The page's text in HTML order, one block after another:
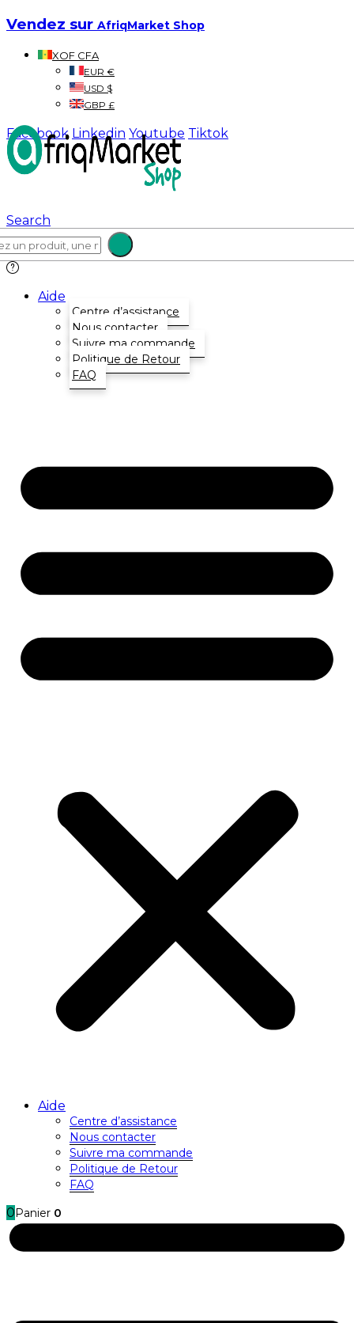
Vendez sur AfriqMarket Shop
XOF CFA
EUR €
USD $
GBP £
Facebook Linkedin Youtube Tiktok
Search
Aide
Centre d’assistance
Nous contacter
Suivre ma commande
Politique de Retour
FAQ
Aide
Centre d’assistance
Nous contacter
Suivre ma commande
Politique de Retour
FAQ
0 Panier 0